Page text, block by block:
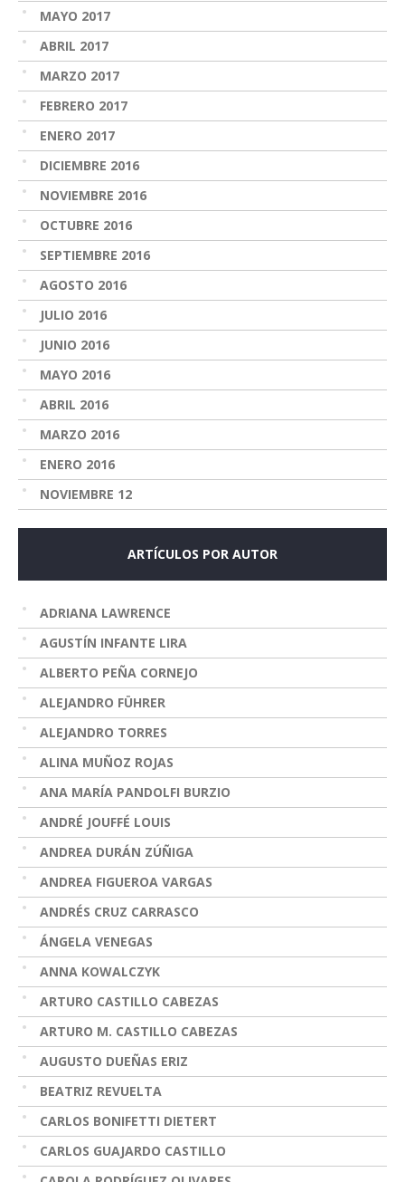
MAYO 2017
ABRIL 2017
MARZO 2017
FEBRERO 2017
ENERO 2017
DICIEMBRE 2016
NOVIEMBRE 2016
OCTUBRE 2016
SEPTIEMBRE 2016
AGOSTO 2016
JULIO 2016
JUNIO 2016
MAYO 2016
ABRIL 2016
MARZO 2016
ENERO 2016
NOVIEMBRE 12
ARTÍCULOS POR AUTOR
ADRIANA LAWRENCE
AGUSTÍN INFANTE LIRA
ALBERTO PEÑA CORNEJO
ALEJANDRO FÜHRER
ALEJANDRO TORRES
ALINA MUÑOZ ROJAS
ANA MARÍA PANDOLFI BURZIO
ANDRÉ JOUFFÉ LOUIS
ANDREA DURÁN ZÚÑIGA
ANDREA FIGUEROA VARGAS
ANDRÉS CRUZ CARRASCO
ÁNGELA VENEGAS
ANNA KOWALCZYK
ARTURO CASTILLO CABEZAS
ARTURO M. CASTILLO CABEZAS
AUGUSTO DUEÑAS ERIZ
BEATRIZ REVUELTA
CARLOS BONIFETTI DIETERT
CARLOS GUAJARDO CASTILLO